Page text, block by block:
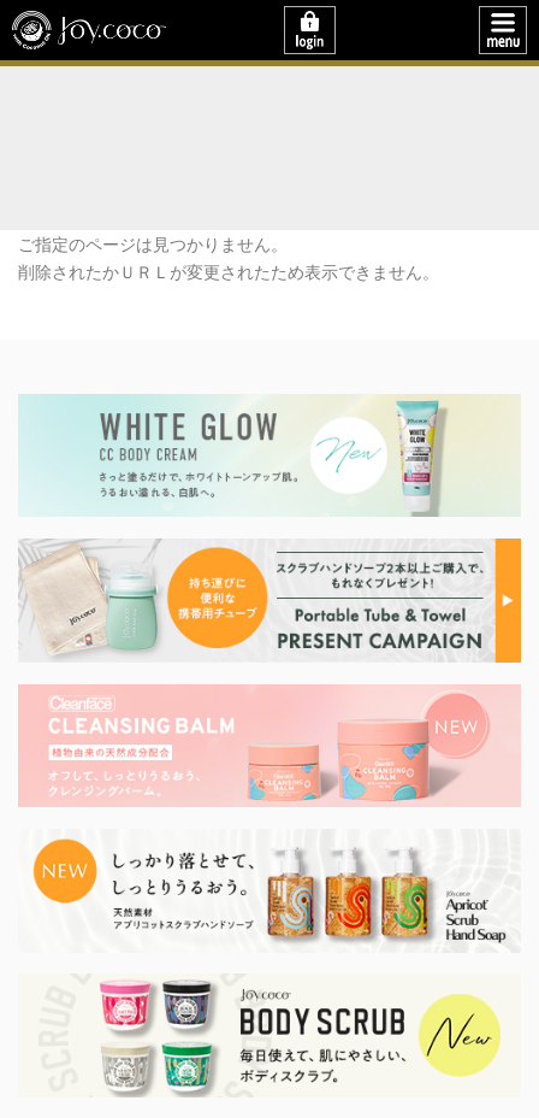
ご指定のページは見つかりません。
削除されたかＵＲＬが変更されたため表示できません。